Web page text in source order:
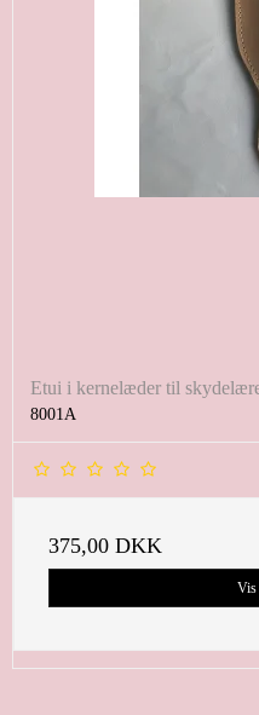
Etui i kernelæder til
8001A
375,00 DKK
Vis